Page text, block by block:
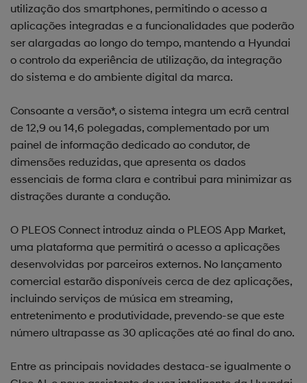
utilização dos smartphones, permitindo o acesso a
aplicações integradas e a funcionalidades que poderão
ser alargadas ao longo do tempo, mantendo a Hyundai
o controlo da experiência de utilização, da integração
do sistema e do ambiente digital da marca.
Consoante a versão*, o sistema integra um ecrã central
de 12,9 ou 14,6 polegadas, complementado por um
painel de informação dedicado ao condutor, de
dimensões reduzidas, que apresenta os dados
essenciais de forma clara e contribui para minimizar as
distrações durante a condução.
O PLEOS Connect introduz ainda o PLEOS App Market,
uma plataforma que permitirá o acesso a aplicações
desenvolvidas por parceiros externos. No lançamento
comercial estarão disponíveis cerca de dez aplicações,
incluindo serviços de música em streaming,
entretenimento e produtividade, prevendo-se que este
número ultrapasse as 30 aplicações até ao final do ano.
Entre as principais novidades destaca-se igualmente o